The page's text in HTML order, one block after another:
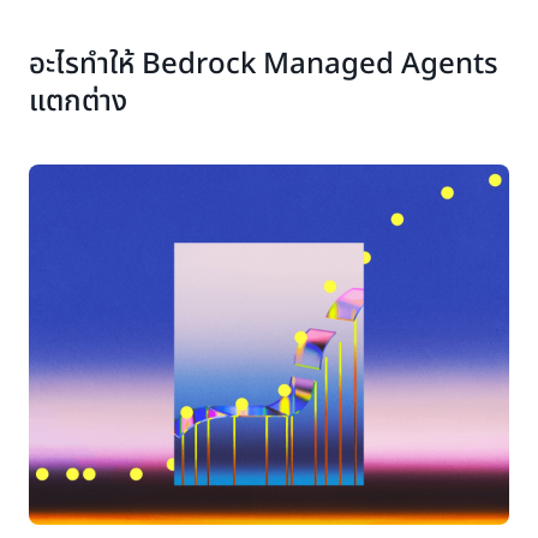
อะไรทำให้ Bedrock Managed Agents
แตกต่าง